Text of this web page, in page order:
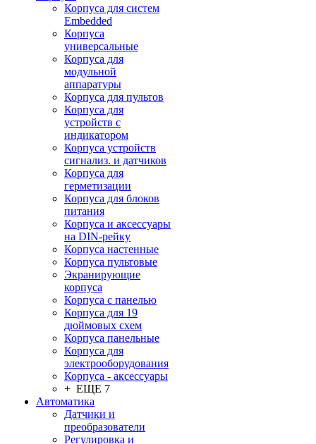
Корпуса для систем
Embedded
Корпуса
универсальные
Корпуса для
модульной
аппаратуры
Корпуса для пультов
Корпуса для
устройств с
индикатором
Корпуса устройств
сигнализ. и датчиков
Корпуса для
герметизации
Корпуса для блоков
питания
Корпуса и аксессуары
на DIN-рейку
Корпуса настенные
Корпуса пультовые
Экранирующие
корпуса
Корпуса с панелью
Корпуса для 19
дюймовых схем
Корпуса панельные
Корпуса для
электрооборудования
Корпуса - аксессуары
+ ЕЩЕ 7
Автоматика
Датчики и
преобразователи
Регулировка и